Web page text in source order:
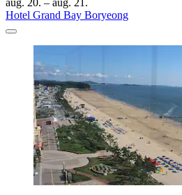
Hotel Grand Bay Boryeong